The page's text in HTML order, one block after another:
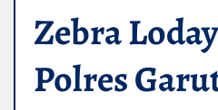
Zebra
Polres